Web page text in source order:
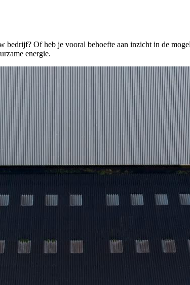
Of heb je vooral behoefte aan inzicht in de
energie.